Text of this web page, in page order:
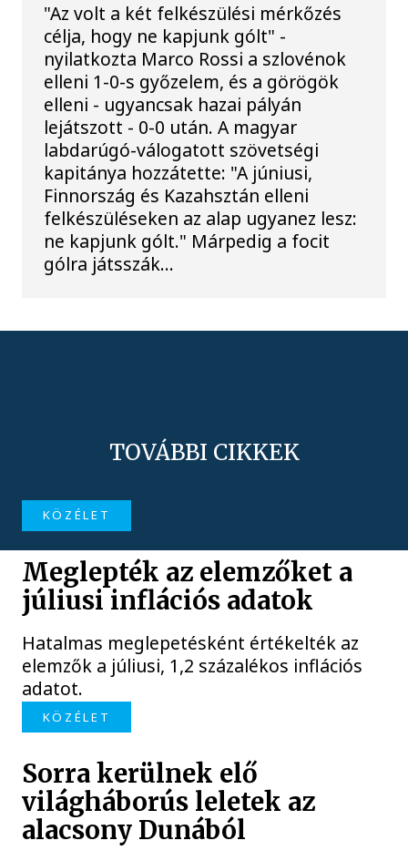
"Az volt a két felkészülési mérkőzés
célja, hogy ne kapjunk gólt" -
nyilatkozta Marco Rossi a szlovénok
elleni 1-0-s győzelem, és a görögök
elleni - ugyancsak hazai pályán
lejátszott - 0-0 után. A magyar
labdarúgó-válogatott szövetségi
kapitánya hozzátette: "A júniusi,
Finnország és Kazahsztán elleni
felkészüléseken az alap ugyanez lesz:
ne kapjunk gólt." Márpedig a focit
gólra játsszák...
TOVÁBBI CIKKEK
KÖZÉLET
Meglepték az elemzőket a
júliusi inflációs adatok
Hatalmas meglepetésként értékelték az
elemzők a júliusi, 1,2 százalékos inflációs
adatot.
KÖZÉLET
Sorra kerülnek elő
világháborús leletek az
alacsony Dunából